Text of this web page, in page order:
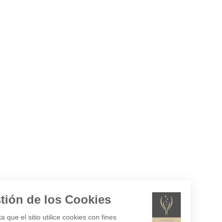
Gestión de los Cookies
¿Acepta que el sitio utilice cookies con fines